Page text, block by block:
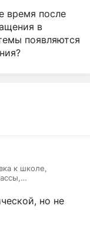
время после
в
появляются
к школе,
но не